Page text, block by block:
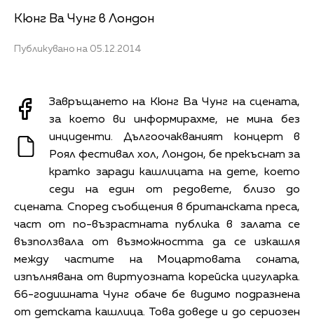
Кюнг Ва Чунг в Лондон
Публикувано на 05.12.2014
Завръщането на Кюнг Ва Чунг на сцената,
за което ви информирахме, не мина без
инциденти. Дългоочакваният концерт в
Роял фестивал хол, Лондон, бе прекъснат за
кратко заради кашлицата на дете, което
седи на един от редовете, близо до
сцената. Според съобщения в британската преса,
част от по-възрастната публика в залата се
възползвала от възможността да се изкашля
между частите на Моцартовата соната,
изпълнявана от виртуозната корейска цигуларка.
66-годишната Чунг обаче бе видимо подразнена
от детската кашлица. Това доведе и до сериозен